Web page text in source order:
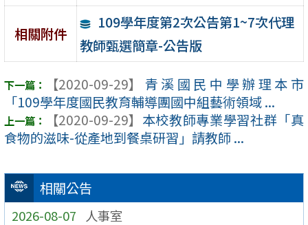
相關公告
2026-08-07 人事室
相關附件
109學年度第2次公告第1~7次代理
教師甄選簡章-公告版
【2020-09-29】
青溪國民中學辦理本市
「109學年度國民教育輔導團國中組藝術領域 ...
【2020-09-29】 本校教師專業學習社群「真
食物的滋味-從產地到餐桌研習」請教師 ...